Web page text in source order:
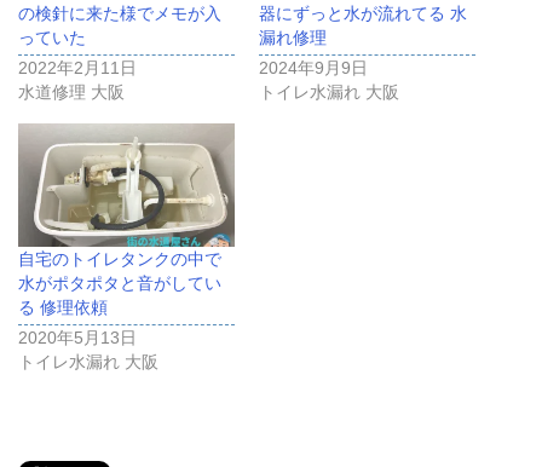
の検針に来た様でメモが入
っていた
2022年2月11日
水道修理 大阪
器にずっと水が流れてる 水
漏れ修理
2024年9月9日
トイレ水漏れ 大阪
自宅のトイレタンクの中で
水がポタポタと音がしてい
る 修理依頼
2020年5月13日
トイレ水漏れ 大阪